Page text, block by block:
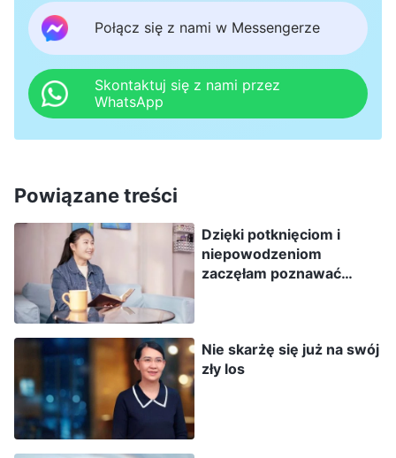
Żyjąc w takim środowisku, czuł się inny od ludzi
mieszkających w wielkim mieście, których
rodzice byli zamożni, którzy mogli jeść, co tylko
chcieli, i nosić takie ubrania, jakie im się
sprawach. Taki ktoś myślał sobie: »Tym ludziom
taki zły los?«. Taki ktoś zawsze chce wyróżniać
się z tłumu i zmienić swoje przeznaczenie. Nie
tak łatwo jednak je zmienić. Gdy ktoś
przychodzi na świat w takich okolicznościach,
to, choćby próbował, w jakim stopniu jest w
stanie odmienić swój los i w jakim stopniu jest
w stanie go polepszyć? Gdy wkroczy w
dorosłość, wszędzie w społeczeństwie trafia na
Połącz się z nami w Messengerze
Skontaktuj się z nami przez
WhatsApp
Powiązane treści
Dzięki potknięciom i
niepowodzeniom
zaczęłam poznawać
Nie skarżę się już na swój
zły los